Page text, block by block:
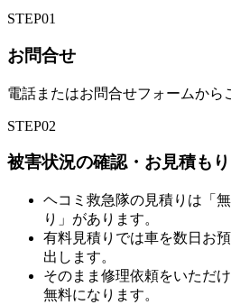
STEP01
お問合せ
電話またはお問合せフォームから
STEP02
被害状況の確認・お見積もり
ヘコミ救急隊の見積りは「
り」があります。
有料見積りでは車を数日お
出します。
そのまま修理依頼をいただ
無料になります。